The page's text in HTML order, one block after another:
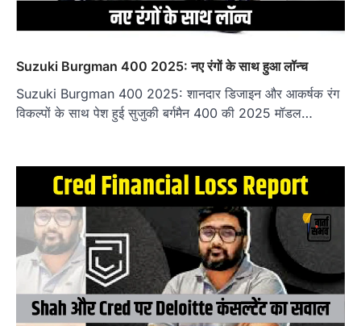
Suzuki Burgman 400 2025: नए रंगों के साथ हुआ लॉन्च
Suzuki Burgman 400 2025: शानदार डिजाइन और आकर्षक रंग
विकल्पों के साथ पेश हुई सुजुकी बर्गमैन 400 की 2025 मॉडल…